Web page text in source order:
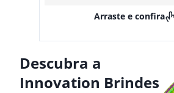
Arraste e confira
Descubra a
Innovation Brindes